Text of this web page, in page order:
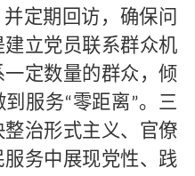
并定期回访，确保问
立党员联系群众机
定数量的群众，倾
到服务“零距离”。三
治形式主义、官僚
务中展现党性、践